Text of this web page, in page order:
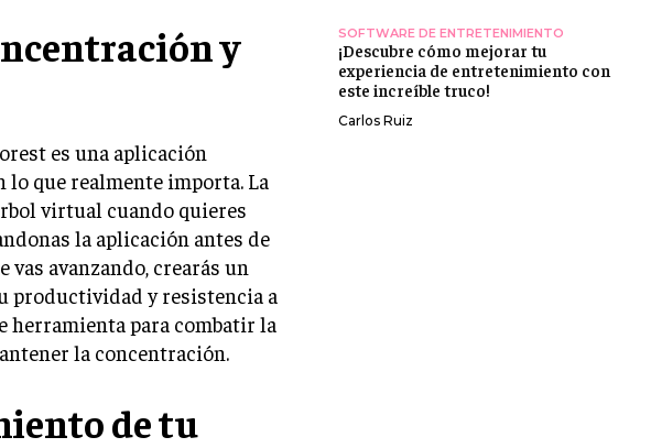
y
es una aplicación
lo que realmente importa. La
virtual cuando quieres
la aplicación antes de
avanzando, crearás un
productividad y resistencia a
herramienta para combatir la
la concentración.
de tu
SOFTWARE DE ENTRETENIMIENTO
¡Descubre cómo mejorar tu
experiencia de entretenimiento con
este increíble truco!
Carlos Ruiz